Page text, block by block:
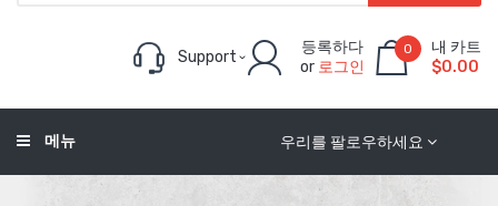
Support
등록하다
or 로그인
0
내 카트
$0.00
우리를 팔로우하세요
메뉴